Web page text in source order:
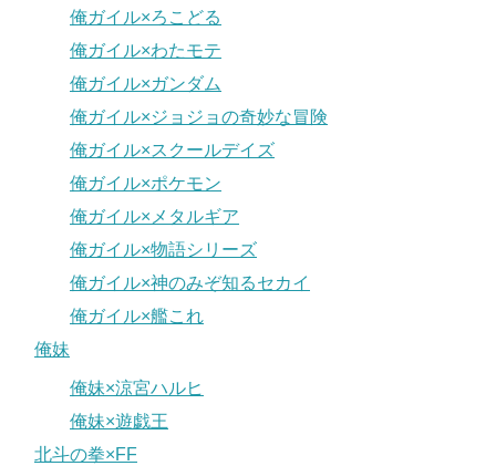
俺ガイル×ろこどる
俺ガイル×わたモテ
俺ガイル×ガンダム
俺ガイル×ジョジョの奇妙な冒険
俺ガイル×スクールデイズ
俺ガイル×ポケモン
俺ガイル×メタルギア
俺ガイル×物語シリーズ
俺ガイル×神のみぞ知るセカイ
俺ガイル×艦これ
俺妹
俺妹×涼宮ハルヒ
俺妹×遊戯王
北斗の拳×FF